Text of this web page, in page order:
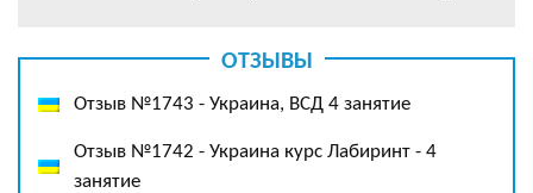
ОТЗЫВЫ
Отзыв №1743 - Украина, ВСД 4 занятие
Отзыв №1742 - Украина курс Лабиринт - 4
занятие